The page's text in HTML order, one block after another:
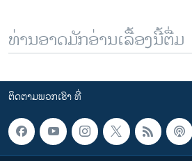
ທ່ານອາດມັກອ່ານເລື້ອງນີ້ຕື່ມ
ຕິດຕາມພວກເຮົາ ທີ່